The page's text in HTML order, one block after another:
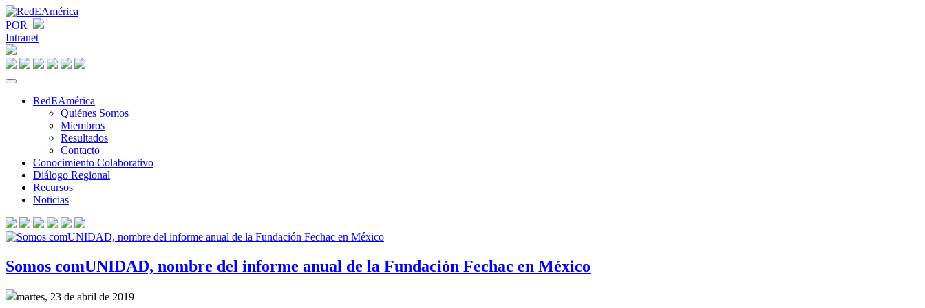
POR
Intranet
RedEAmérica
Quiénes Somos
Miembros
Resultados
Contacto
Conocimiento Colaborativo
Diálogo Regional
Recursos
Noticias
Somos comUNIDAD, nombre del informe anual de la Fundación Fechac en México
martes, 23 de abril de 2019